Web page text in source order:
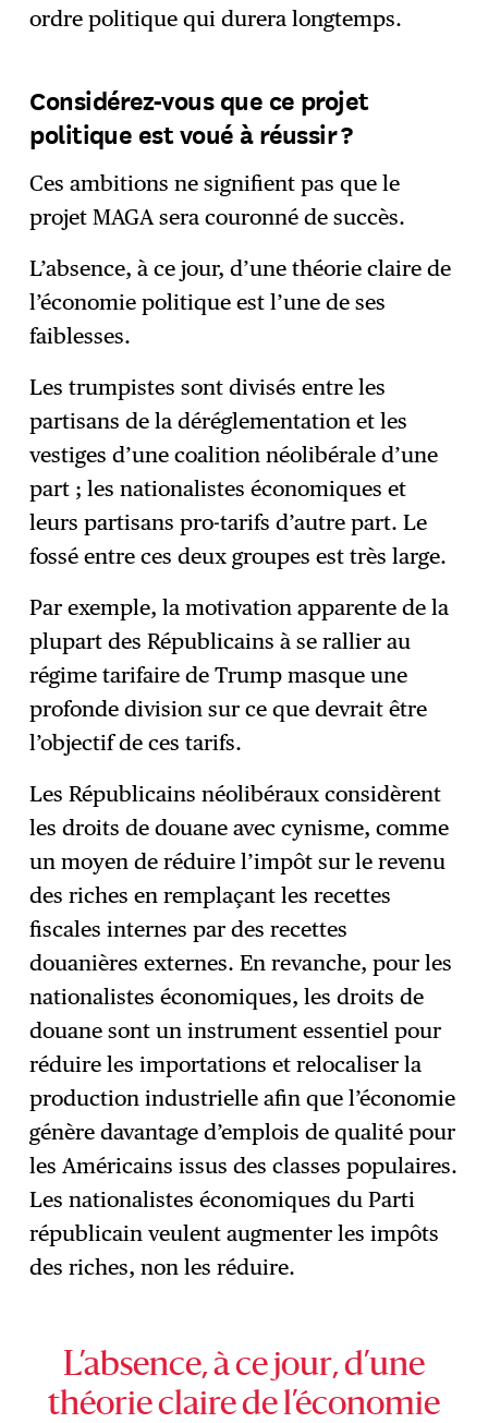
ordre politique qui durera longtemps.
Considérez-vous que ce projet
politique est voué à réussir ?
Ces ambitions ne signifient pas que le
projet MAGA sera couronné de succès.
L’absence, à ce jour, d’une théorie claire de
l’économie politique est l’une de ses
faiblesses.
Les trumpistes sont divisés entre les
partisans de la déréglementation et les
vestiges d’une coalition néolibérale d’une
part ; les nationalistes économiques et
leurs partisans pro-tarifs d’autre part. Le
fossé entre ces deux groupes est très large.
Par exemple, la motivation apparente de la
plupart des Républicains à se rallier au
régime tarifaire de Trump masque une
profonde division sur ce que devrait être
l’objectif de ces tarifs.
Les Républicains néolibéraux considèrent
les droits de douane avec cynisme, comme
un moyen de réduire l’impôt sur le revenu
des riches en remplaçant les recettes
fiscales internes par des recettes
douanières externes. En revanche, pour les
nationalistes économiques, les droits de
douane sont un instrument essentiel pour
réduire les importations et relocaliser la
production industrielle afin que l’économie
génère davantage d’emplois de qualité pour
les Américains issus des classes populaires.
Les nationalistes économiques du Parti
républicain veulent augmenter les impôts
des riches, non les réduire.
L’absence, à ce jour, d’une
théorie claire de l’économie